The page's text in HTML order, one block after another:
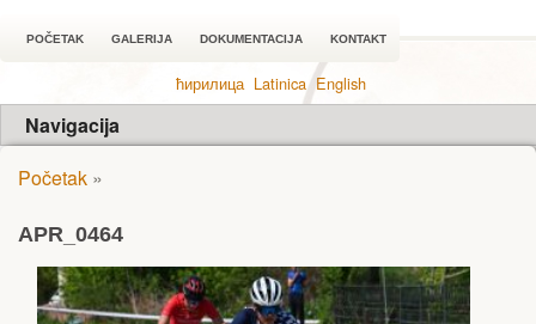
POČETAK GALERIJA DOKUMENTACIJA KONTAKT
ћирилица Latinica English
Navigacija
Početak »
APR_0464